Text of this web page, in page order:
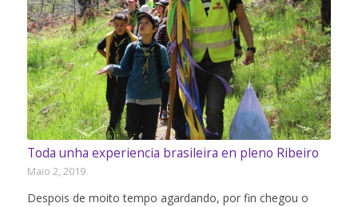
Toda unha experiencia brasileira en pleno Ribeiro
Maio 2, 2019
Despois de moito tempo agardando, por fin chegou o